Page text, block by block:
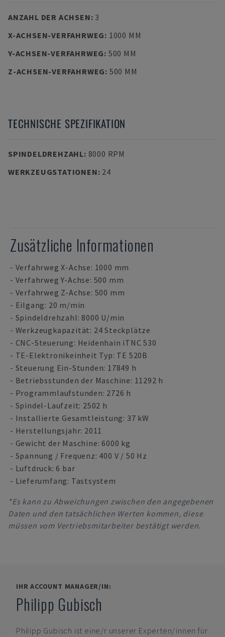
ANZAHL DER ACHSEN: 3
X-ACHSEN-VERFAHRWEG: 1000 MM
Y-ACHSEN-VERFAHRWEG: 500 MM
Z-ACHSEN-VERFAHRWEG: 500 MM
TECHNISCHE SPEZIFIKATION
SPINDELDREHZAHL: 8000 RPM
WERKZEUGSTATIONEN: 24
Zusätzliche Informationen
- Verfahrweg X-Achse: 1000 mm
- Verfahrweg Y-Achse: 500 mm
- Verfahrweg Z-Achse: 500 mm
- Eilgang: 20 m/min
- Spindeldrehzahl: 8000 U/min
- Werkzeugkapazität: 24 Steckplätze
- CNC-Steuerung: Heidenhain iTNC 530
- TE-Elektronikeinheit Typ: TE 520B
- Steuerung Ein-Stunden: 17849 h
- Betriebsstunden der Maschine: 11292 h
- Programmlaufstunden: 2726 h
- Spindel-Laufzeit: 2502 h
- Installierte Gesamtleistung: 37 kW
- Herstellungsjahr: 2011
- Gewicht der Maschine: 6000 kg
- Spannung / Frequenz: 400 V / 50 Hz
- Luftdruck: 6 bar
- Lieferumfang: Tastsystem
*Es kann zu Abweichungen zwischen den angegebenen
Daten und den tatsächlichen Werten kommen, diese
müssen vom Vertriebsmitarbeiter bestätigt werden.
IHR ACCOUNT MANAGER/IN:
Philipp Gubisch
Philipp Gubisch ist eine/r unserer Experten/innen für